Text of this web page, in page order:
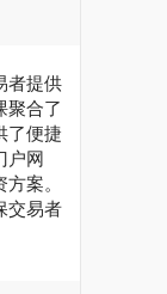
者提供
聚合了
了便捷
户网
案。
交易者